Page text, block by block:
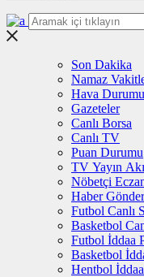
Son Dakika
Namaz
Hava Durumu
Gazeteler
Canlı Borsa
Canlı TV
Puan Durumu
TV Yayın
Nöbetçi
Haber Gönder
Futbol Canlı
Basketbol
Futbol İddaa
Basketbol
Hentbol